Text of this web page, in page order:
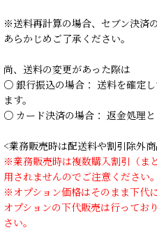
※送料再計算の場合、セブン決済
あらかじめご了承ください。
尚、送料の変更があった際は
○ 銀行振込の場合： 送料を確定
ます。
○ カード決済の場合： 返金処理と
<業務販売時は配送料や割引除外
※業務販売時は複数購入割引（ま
用されませんのでご注意ください。
※オプション価格はそのまま下代
オプションの下代販売は行ってお
さい。